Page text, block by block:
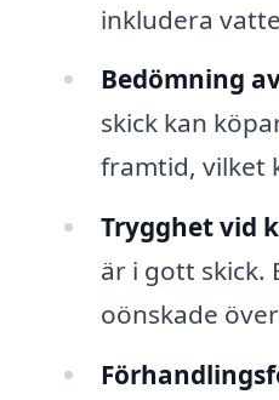
inkludera
Bedömning
skick kan
framtid, vilket
Trygghet vid
är i gott skick.
oönskade